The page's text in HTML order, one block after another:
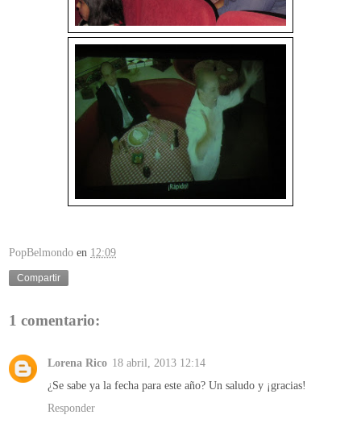
PopBelmondo en 12:09
Compartir
1 comentario:
Lorena Rico 18 abril, 2013 12:14
¿Se sabe ya la fecha para este año? Un saludo y ¡gracias!
Responder